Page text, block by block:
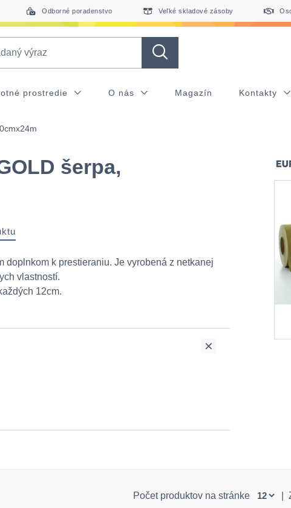
Odborné poradenstvo Veľké skladové zásoby
prostredie O nás Magazín Kontakty
šerpa,
doplnkom k prestieraniu. Je vyrobená z netkanej
vlastností.
12cm.
Počet produktov na stránke